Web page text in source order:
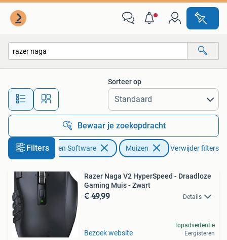
Alle afstanden…
Sorteer op
Bewaar je zoekopdracht
Filters
Computers en Software Muizen Verwijder filters
Razer Naga V2 HyperSpeed - Draadloze
Gaming Muis - Zwart
€ 49,99 Details
Bezoek website
Topadvertentie
Eergisteren